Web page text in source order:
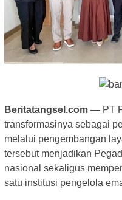
Beritatangsel.com — PT
transformasinya sebagai
melalui pengembangan
tersebut menjadikan
nasional sekaligus
satu institusi pengelola